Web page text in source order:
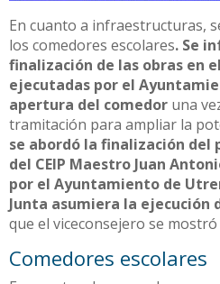
En cuanto a infraestructuras,
los comedores escolares. Se
finalización de las obras en
ejecutadas por el
apertura del comedor una
tramitación para ampliar la
se abordó la finalización del
del CEIP Maestro Juan
por el Ayuntamiento de
Junta asumiera la ejecución
que el viceconsejero se
Comedores escolares